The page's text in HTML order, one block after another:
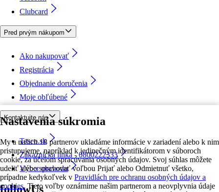
Nastavenia súkromia
My a našich 18 partnerov ukladáme informácie v zariadení alebo k nim
pristupujeme, napríklad k jedinečným identifikátorom v súboroch
cookie, za účelom spracúvania osobných údajov. Svoj súhlas môžete
udeliť alebo spravovať voľbou Prijať alebo Odmietnuť všetko,
prípadne kedykoľvek v Pravidlách pre ochranu osobných údajov a
cookies. Tieto voľby oznámime našim partnerom a neovplyvnia údaje
Clubcard
Pred prvým nákupom
Ako nakupovať
Registrácia
Objednanie doručenia
Moje obľúbené
Kontaktujte nás
Tesco.sk
Zákaznícka linka - 0800222333
Výber obchodu
followUs